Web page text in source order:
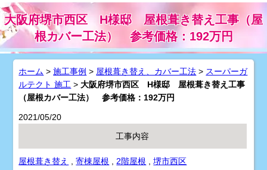
大阪府堺市西区 H様邸 屋根葺き替え工事（屋
根カバー工法） 参考価格：192万円
ホーム >施工事例 > 屋根葺き替え、カバー工法 > スーパーガ
ルテクト 施工 >大阪府堺市西区 H様邸 屋根葺き替え工事
（屋根カバー工法） 参考価格：192万円
2021/05/20
工事内容
屋根葺き替え ,寄棟屋根 ,2階屋根 ,堺市西区